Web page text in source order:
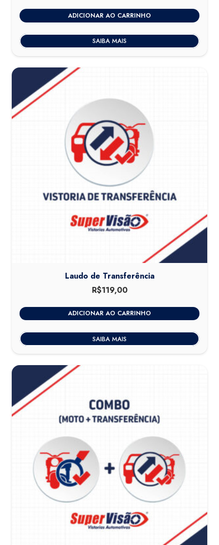
preço
original
era:
R$300,00.
preço
atual
é:
R$260,00.
ADICIONAR AO CARRINHO
SAIBA MAIS
Laudo de Transferência
R$119,00
ADICIONAR AO CARRINHO
SAIBA MAIS